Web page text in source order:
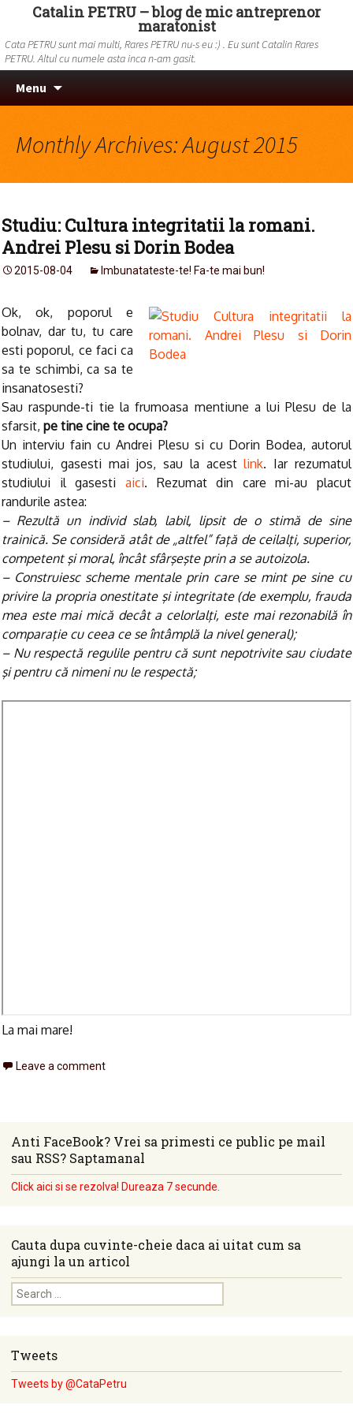
Catalin PETRU – blog de mic antreprenor
maratonist
Cata PETRU sunt mai multi, Rares PETRU nu-s eu :) . Eu sunt Catalin Rares
PETRU. Altul cu numele asta inca n-am gasit.
Menu
Monthly Archives: August 2015
Studiu: Cultura integritatii la romani.
Andrei Plesu si Dorin Bodea
2015-08-04 Imbunatateste-te! Fa-te mai bun!
Ok, ok, poporul e
bolnav, dar tu, tu care
esti poporul, ce faci ca
sa te schimbi, ca sa te
insanatosesti?
Sau raspunde-ti tie la frumoasa mentiune a lui Plesu de la
sfarsit, pe tine cine te ocupa?
Un interviu fain cu Andrei Plesu si cu Dorin Bodea, autorul
studiului, gasesti mai jos, sau la acestlink. Iar rezumatul
studiului il gasesti aici. Rezumat din care mi-au placut
randurile astea:
– Rezultă un individ slab, labil, lipsit de o stimă de sine
trainică. Se consideră atât de „altfel” faţă de ceilalţi, superior,
competent şi moral, încât sfârşeşte prin a se autoizola.
– Construiesc scheme mentale prin care se mint pe sine cu
privire la propria onestitate şi integritate (de exemplu, frauda
mea este mai mică decât a celorlalţi, este mai rezonabilă în
comparaţie cu ceea ce se întâmplă la nivel general);
– Nu respectă regulile pentru că sunt nepotrivite sau ciudate
şi pentru că nimeni nu le respectă;
La mai mare!
Leave a comment
Anti FaceBook? Vrei sa primesti ce public pe mail
sau RSS? Saptamanal
Click aici si se rezolva! Dureaza 7 secunde.
Cauta dupa cuvinte-cheie daca ai uitat cum sa
ajungi la un articol
Search for:
Tweets
Tweets by @CataPetru